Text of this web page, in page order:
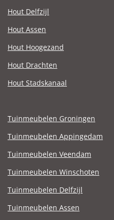
Hout Delfzijl
Hout Assen
Hout Hoogezand
Hout Drachten
Hout Stadskanaal
Tuinmeubelen Groningen
Tuinmeubelen Appingedam
Tuinmeubelen Veendam
Tuinmeubelen Winschoten
Tuinmeubelen Delfzijl
Tuinmeubelen Assen